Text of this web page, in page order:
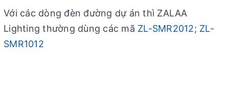
Với các dòng đèn đường dự án thì ZALAA
Lighting thường dùng các mã ZL-SMR2012; ZL-
SMR1012